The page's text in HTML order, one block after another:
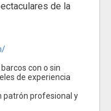
de la
con o sin
de experiencia
patrón profesional y